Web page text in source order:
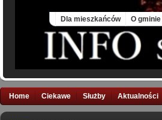
Dla mieszkańców O gminie
Home Ciekawe Służby Aktualności